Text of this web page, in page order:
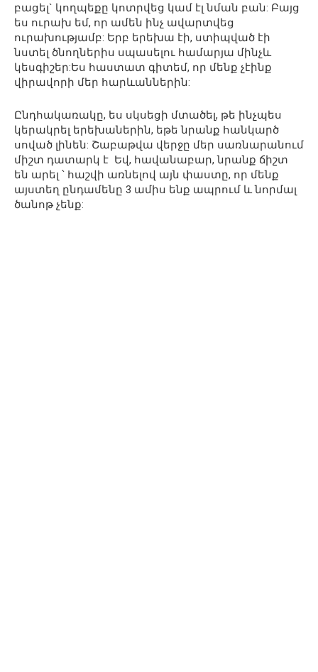
բացել` կողպեքը կոտրվեց կամ էլ նման բան: Բայց
ես ուրախ եմ, որ ամեն ինչ ավարտվեց
ուրախությամբ: Երբ երեխա էի, ստիպված էի
նստել ծնողներիս սպասելու համարյա մինչև
կեսգիշեր:Ես հաստատ գիտեմ, որ մենք չէինք
վիրավորի մեր հարևաններին:
Ընդհակառակը, ես սկսեցի մտածել, թե ինչպես
կերակրել երեխաներին, եթե նրանք հանկարծ
սոված լինեն: Շաբաթվա վերջը մեր սառնարանում
միշտ դատարկ է Եվ, հավանաբար, նրանք ճիշտ
են արել ՝ հաշվի առնելով այն փաստը, որ մենք
այստեղ ընդամենը 3 ամիս ենք ապրում և նորմալ
ծանոթ չենք: